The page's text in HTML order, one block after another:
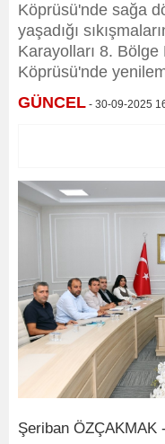
Köprüsü'nde sağa
yaşadığı
Karayolları 8.
Köprüsü'nde
GÜNCEL - 30-09-2025
Şeriban ÖZÇAKMAK